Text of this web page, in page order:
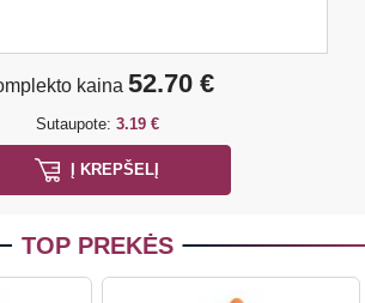
kaina 52.70 €
Sutaupote: 3.19 €
Į KREPŠELĮ
TOP PREKĖS